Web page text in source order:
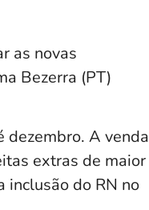
as novas
Bezerra (PT)
dezembro. A venda
extras de maior
inclusão do RN no